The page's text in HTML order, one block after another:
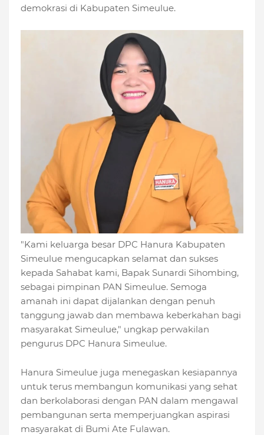
demokrasi di Kabupaten Simeulue.
"Kami keluarga besar DPC Hanura Kabupaten
Simeulue mengucapkan selamat dan sukses
kepada Sahabat kami, Bapak Sunardi Sihombing,
sebagai pimpinan PAN Simeulue. Semoga
amanah ini dapat dijalankan dengan penuh
tanggung jawab dan membawa keberkahan bagi
masyarakat Simeulue," ungkap perwakilan
pengurus DPC Hanura Simeulue.
Hanura Simeulue juga menegaskan kesiapannya
untuk terus membangun komunikasi yang sehat
dan berkolaborasi dengan PAN dalam mengawal
pembangunan serta memperjuangkan aspirasi
masyarakat di Bumi Ate Fulawan.